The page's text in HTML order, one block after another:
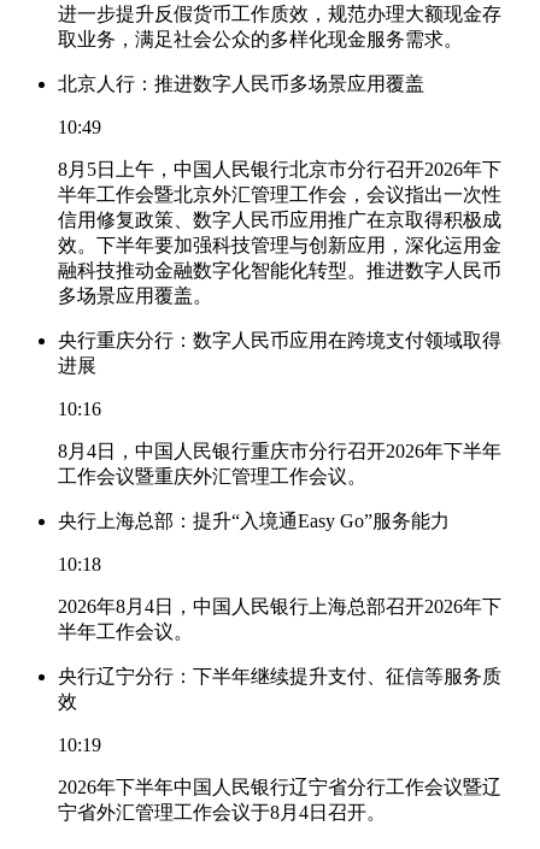
进一步提升反假货币工作质效，规范办理大额现金存
取业务，满足社会公众的多样化现金服务需求。
北京人行：推进数字人民币多场景应用覆盖
10:49
8月5日上午，中国人民银行北京市分行召开2026年下
半年工作会暨北京外汇管理工作会，会议指出一次性
信用修复政策、数字人民币应用推广在京取得积极成
效。下半年要加强科技管理与创新应用，深化运用金
融科技推动金融数字化智能化转型。推进数字人民币
多场景应用覆盖。
央行重庆分行：数字人民币应用在跨境支付领域取得
进展
10:16
8月4日，中国人民银行重庆市分行召开2026年下半年
工作会议暨重庆外汇管理工作会议。
央行上海总部：提升“入境通Easy Go”服务能力
10:18
2026年8月4日，中国人民银行上海总部召开2026年下
半年工作会议。
央行辽宁分行：下半年继续提升支付、征信等服务质
效
10:19
2026年下半年中国人民银行辽宁省分行工作会议暨辽
宁省外汇管理工作会议于8月4日召开。